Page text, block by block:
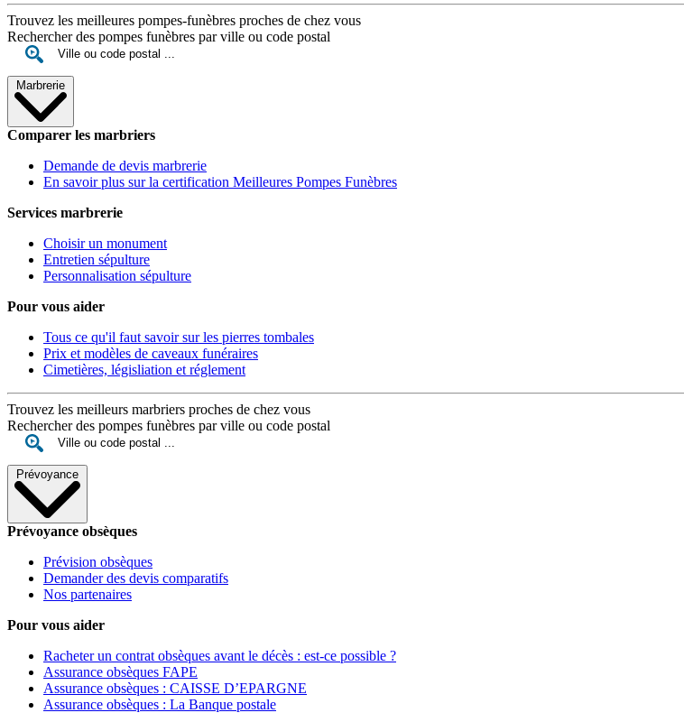
Trouvez les meilleures pompes-funèbres proches de chez vous
Rechercher des pompes funèbres par ville ou code postal
Marbrerie
Comparer les marbriers
Demande de devis marbrerie
En savoir plus sur la certification Meilleures Pompes Funèbres
Services marbrerie
Choisir un monument
Entretien sépulture
Personnalisation sépulture
Pour vous aider
Tous ce qu'il faut savoir sur les pierres tombales
Prix et modèles de caveaux funéraires
Cimetières, législiation et réglement
Trouvez les meilleurs marbriers proches de chez vous
Rechercher des pompes funèbres par ville ou code postal
Prévoyance
Prévoyance obsèques
Prévision obsèques
Demander des devis comparatifs
Nos partenaires
Pour vous aider
Racheter un contrat obsèques avant le décès : est-ce possible ?
Assurance obsèques FAPE
Assurance obsèques : CAISSE D’EPARGNE
Assurance obsèques : La Banque postale